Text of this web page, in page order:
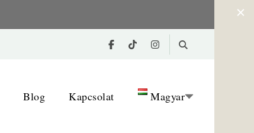
Blog Kapcsolat Magyar